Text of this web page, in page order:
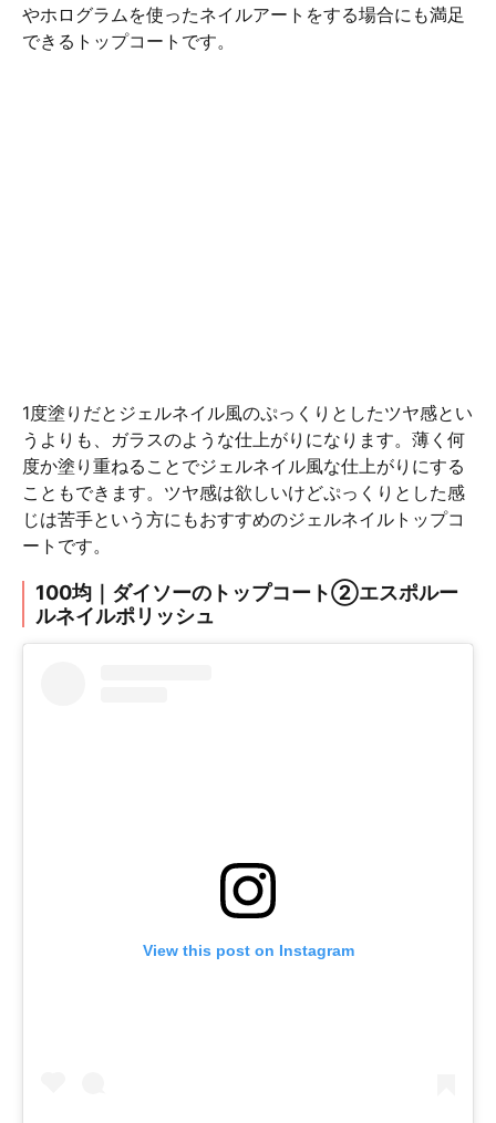
やホログラムを使ったネイルアートをする場合にも満足
できるトップコートです。
1度塗りだとジェルネイル風のぷっくりとしたツヤ感とい
うよりも、ガラスのような仕上がりになります。薄く何
度か塗り重ねることでジェルネイル風な仕上がりにする
こともできます。ツヤ感は欲しいけどぷっくりとした感
じは苦手という方にもおすすめのジェルネイルトップコ
ートです。
100均｜ダイソーのトップコート②エスポルー
ルネイルポリッシュ
View this post on Instagram